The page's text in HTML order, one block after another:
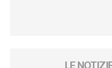
LE